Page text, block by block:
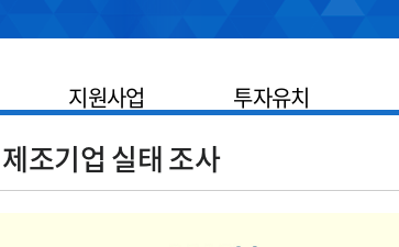
지원사업 투자유치
조기업 실태 조사